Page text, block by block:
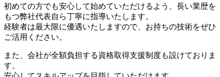
初めての方でも安心して始めていただけるよう、長い業歴を
もつ弊社代表自ら丁寧に指導いたします。
経験者は最大限に優遇いたしますので、お持ちの技術をぜひ
ご活用ください。
また、会社が全額負担する資格取得支援制度も設けておりま
す。